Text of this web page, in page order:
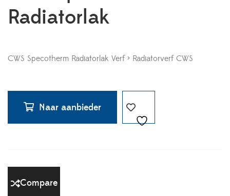
Radiatorlak
CWS Specotherm Radiatorlak Verf > Radiatorverf CWS
Naar aanbieder
Compare